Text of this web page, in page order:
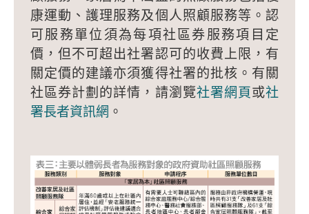
康運動、護理服務及個人照顧服務等。認
可服務單位須為每項社區券服務項目定
價，但不可超出社署認可的收費上限，有
關定價的建議亦須獲得社署的批核。有關
社區券計劃的詳情，請瀏覽社署網頁或社
署長者資訊網 。